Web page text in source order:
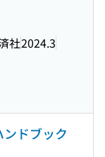
社2024.3
ドブック